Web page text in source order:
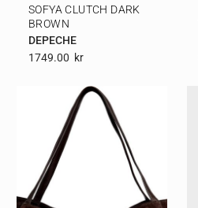
SOFYA CLUTCH DARK
BROWN
DEPECHE
1749.00 Kr